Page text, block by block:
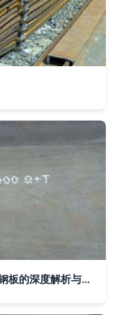
耐磨板之王 江苏Mn13钢板与Q345B钢板的深度解析与应用前景